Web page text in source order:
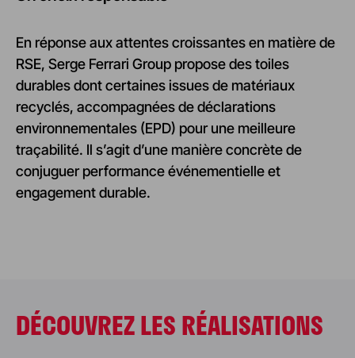
En réponse aux attentes croissantes en matière de
RSE, Serge Ferrari Group propose des toiles
durables dont certaines issues de matériaux
recyclés, accompagnées de déclarations
environnementales (EPD) pour une meilleure
traçabilité. Il s’agit d’une manière concrète de
conjuguer performance événementielle et
engagement durable.
DÉCOUVREZ LES RÉALISATIONS
FRANCE
Tour Hopen – La